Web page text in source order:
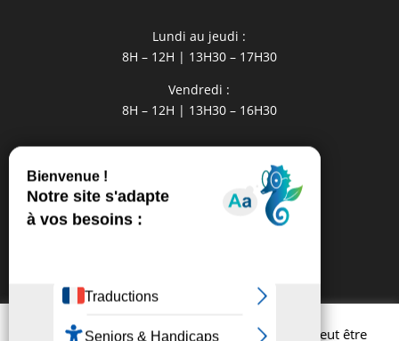
Lundi au jeudi :
8H – 12H | 13H30 – 17H30
Vendredi :
8H – 12H | 13H30 – 16H30
La Communauté de Communes
La Région Occitanie
Afin d'améliorer l'expérience utilisateur, ce site peut être